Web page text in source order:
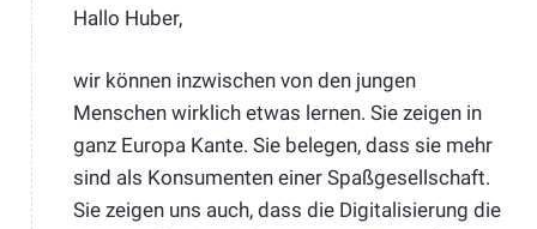
Hallo Huber,
wir können inzwischen von den jungen
Menschen wirklich etwas lernen. Sie zeigen in
ganz Europa Kante. Sie belegen, dass sie mehr
sind als Konsumenten einer Spaßgesellschaft.
Sie zeigen uns auch, dass die Digitalisierung die